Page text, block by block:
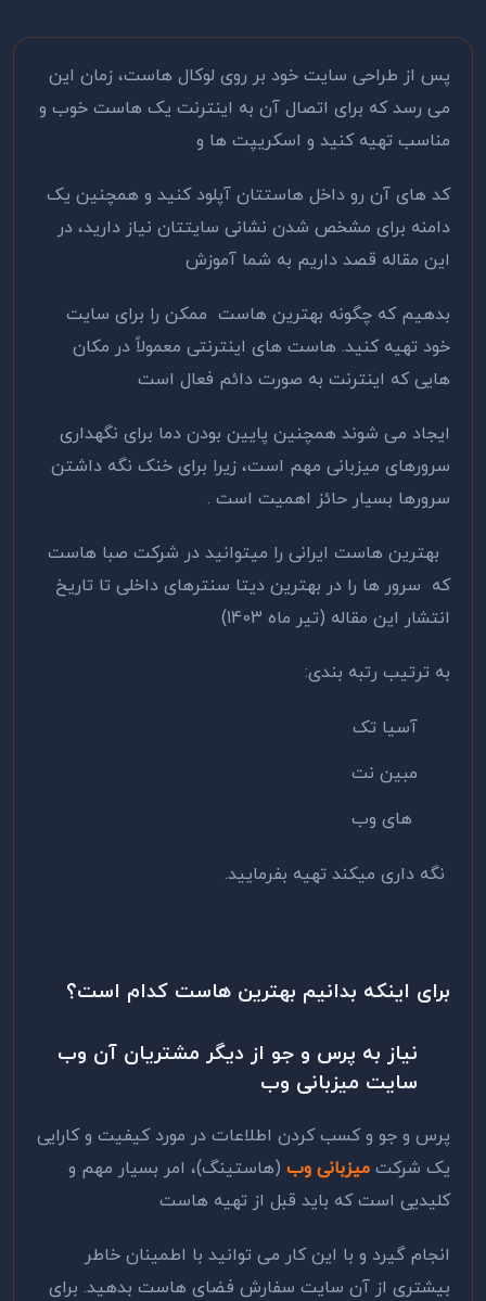
پس از طراحی سایت خود بر روی لوکال هاست، زمان این
می رسد که برای اتصال آن به اینترنت یک هاست خوب و
مناسب تهیه کنید و اسکریپت ها و
کد های آن رو داخل هاستتان آپلود کنید و همچنین یک
دامنه برای مشخص شدن نشانی سایتتان نیاز دارید، در
این مقاله قصد داریم به شما آموزش
بدهیم که چگونه بهترین هاست ممکن را برای سایت
خود تهیه کنید. هاست های اینترنتی معمولاً در مکان
هایی که اینترنت به صورت دائم فعال است
ایجاد می شوند همچنین پایین بودن دما برای نگهداری
سرورهای میزبانی مهم است، زیرا برای خنک نگه داشتن
سرورها بسیار حائز اهمیت است .
بهترین هاست ایرانی را میتوانید در شرکت صبا هاست
که سرور ها را در بهترین دیتا سنترهای داخلی تا تاریخ
انتشار این مقاله (تیر ماه 1403)
به ترتیب رتبه بندی:
آسیا تک
مبین نت
های وب
نگه داری میکند تهیه بفرمایید.
برای اینکه بدانیم بهترین هاست کدام است؟
نیاز به پرس و جو از دیگر مشتریان آن وب
سایت میزبانی وب
پرس و جو و کسب کردن اطلاعات در مورد کیفیت و کارایی
یک شرکت میزبانی وب (هاستینگ)، امر بسیار مهم و
کلیدیی است که باید قبل از تهیه هاست
انجام گیرد و با این کار می توانید با اطمینان خاطر
بیشتری از آن سایت سفارش فضای هاست بدهید. برای